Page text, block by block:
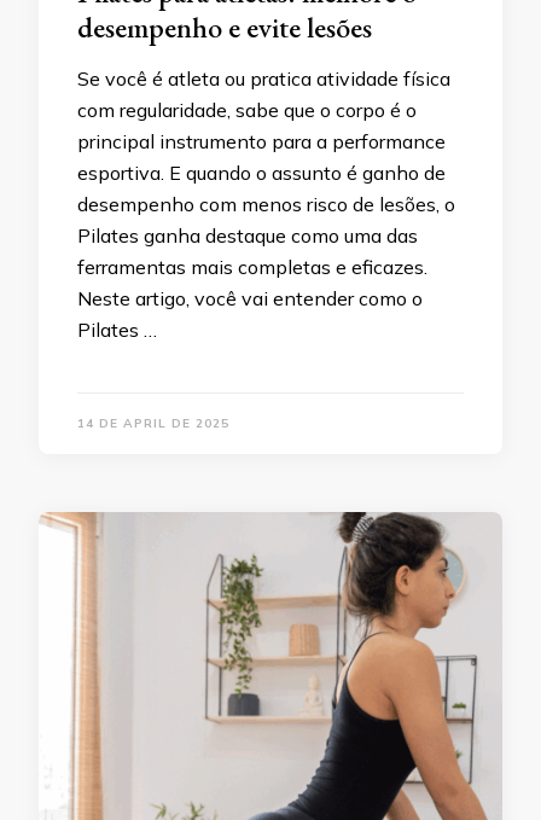
desempenho e evite lesões
Se você é atleta ou pratica atividade física
com regularidade, sabe que o corpo é o
principal instrumento para a performance
esportiva. E quando o assunto é ganho de
desempenho com menos risco de lesões, o
Pilates ganha destaque como uma das
ferramentas mais completas e eficazes.
Neste artigo, você vai entender como o
Pilates …
14 DE APRIL DE 2025